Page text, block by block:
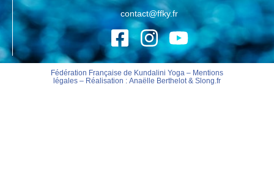
contact@ffky.fr
Fédération Française de Kundalini Yoga – Mentions
légales– Réalisation : Anaëlle Berthelot& Slong.fr